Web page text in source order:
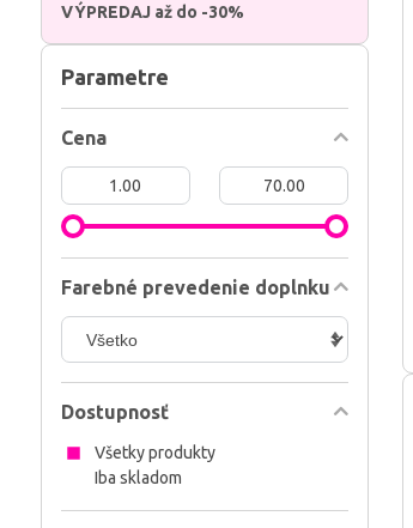
Parametre
Cena
Od:
Do:
Farebné prevedenie doplnku
Dostupnosť
Všetky produkty
Iba skladom
VÝPREDAJ až do -30%